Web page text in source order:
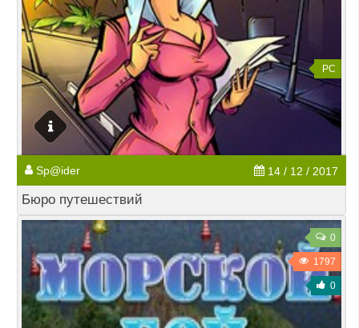
PC
Sp@ider 14 / 12 / 2017
Бюро путешествий
0
1797
0